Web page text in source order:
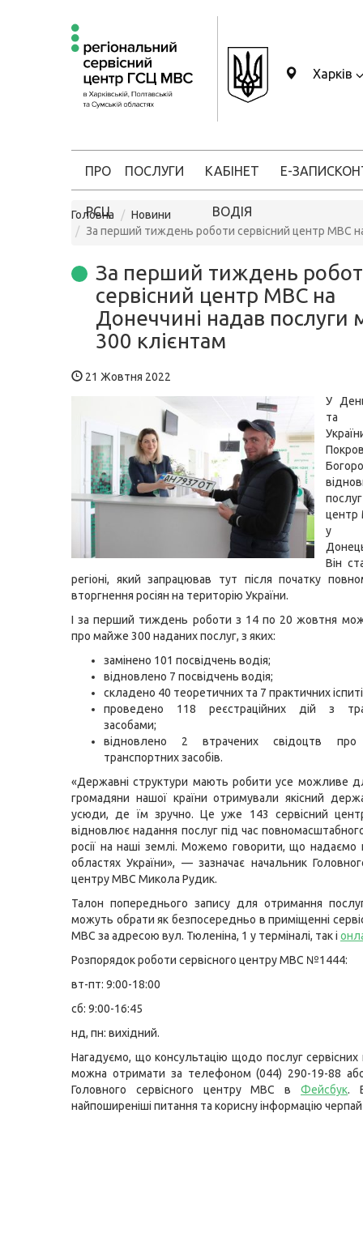
Харків
ПРО
РСЦ
ПОСЛУГИ КАБІНЕТ
ВОДІЯ
Е-ЗАПИС
Головна
Новини
За перший тиждень роботи сервісний центр МВС
За перший тиждень
сервісний центр МВС на
Донеччині надав послуги
300 клієнтам
21 Жовтня 2022
У
та
у
Він
регіоні, який запрацював тут після початку
вторгнення росіян на територію України.
І за перший тиждень роботи з 14 по 20 жовтня
про майже 300 наданих послуг, з яких:
замінено 101 посвідчень водія;
відновлено 7 посвідчень водія;
складено 40 теоретичних та 7 практичних
проведено 118 реєстраційних дій з
засобами;
відновлено 2 втрачених свідоцтв про
транспортних засобів.
«Державні структури мають робити усе можливе
громадяни нашої країни отримували якісний
усюди, де їм зручно. Це уже 143 сервісний
відновлює надання послуг під час
росії на наші землі. Можемо говорити, що надаємо
областях України», — зазначає начальник
центру МВС Микола Рудик.
Талон попереднього запису для отримання послуг
можуть обрати як безпосередньо в приміщенні
МВС за адресою вул. Тюленіна, 1 у терміналі, так і
Розпорядок роботи сервісного центру МВС №1444:
вт-пт: 9:00-18:00
сб: 9:00-16:45
нд, пн: вихідний.
Нагадуємо, що консультацію щодо послуг
можна отримати за телефоном (044) 290-19-88 або
Головного сервісного центру МВС вФейсбук.
найпоширеніші питання та корисну інформацію